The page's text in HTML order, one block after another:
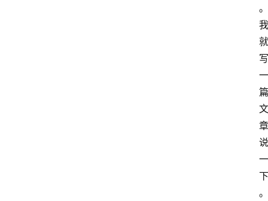
。
我
就
写
一
篇
文
章
说
一
下
。